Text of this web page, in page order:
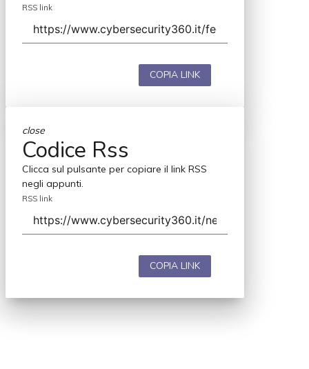
RSS link
COPIA LINK
close
Codice Rss
Clicca sul pulsante per copiare il link RSS
negli appunti.
RSS link
COPIA LINK